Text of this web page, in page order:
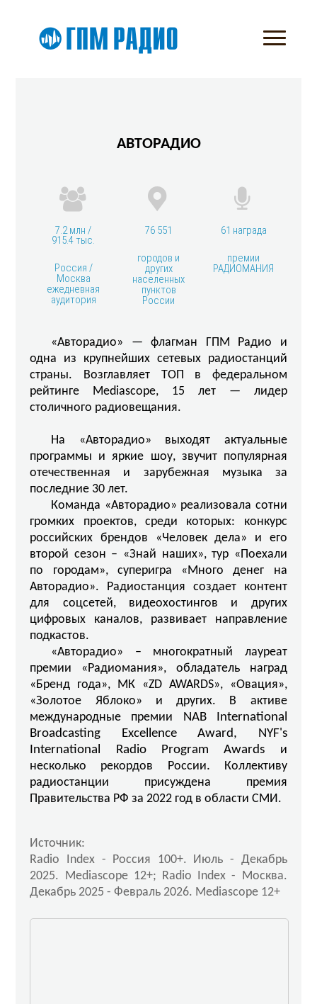
АВТОРАДИО
7.2 млн /
915.4 тыс.
Россия /
Москва
ежедневная
аудитория
76 551
городов и
других
населенных
пунктов
России
61 награда
премии
РАДИОМАНИЯ
«Авторадио» — флагман ГПМ Радио и
одна из крупнейших сетевых радиостанций
страны. Возглавляет ТОП в федеральном
рейтинге Mediascope, 15 лет — лидер
столичного радиовещания.
На «Авторадио» выходят актуальные
программы и яркие шоу, звучит популярная
отечественная и зарубежная музыка за
последние 30 лет.
Команда «Авторадио» реализовала сотни
громких проектов, среди которых: конкурс
российских брендов «Человек дела» и его
второй сезон – «Знай наших», тур «Поехали
по городам», суперигра «Много денег на
Авторадио». Радиостанция создает контент
для соцсетей, видеохостингов и других
цифровых каналов, развивает направление
подкастов.
«Авторадио» – многократный лауреат
премии «Радиомания», обладатель наград
«Бренд года», МК «ZD AWARDS», «Овация»,
«Золотое Яблоко» и других. В
активе
международные
премии NAB International
Broadcasting Excellence Award, NYF's
International Radio Program Awards и
несколько
рекордов России. Коллективу
радиостанции присуждена премия
Правительства РФ за 2022 год в области СМИ.
Источник:
Radio Index - Россия 100+. Июль - Декабрь
2025. Mediascope 12+; Radio Index - Москва.
Декабрь 2025 - Февраль 2026. Mediascope 12+